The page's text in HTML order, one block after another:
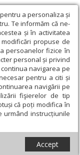
a personaliza și
Te informăm că ne-
și în activitatea
propuse de
persoanelor fizice în
personal și privind
navigarea pe
pentru a citi și
navigării pe
fişierelor de tip
că poți modifica în
urmând instrucțiunile
Accept
pentru sate” a
a revenit